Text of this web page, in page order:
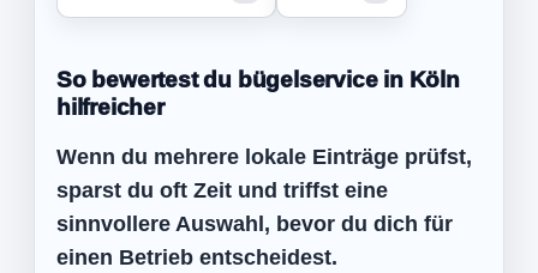
So bewertest du bügelservice in Köln
hilfreicher
Wenn du mehrere lokale Einträge prüfst,
sparst du oft Zeit und triffst eine
sinnvollere Auswahl, bevor du dich für
einen Betrieb entscheidest.